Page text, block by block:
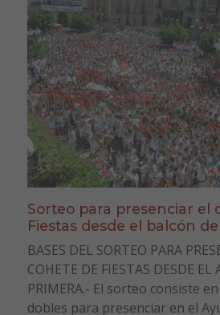
Sorteo para presenciar el
Fiestas desde el balcón
BASES DEL SORTEO PARA
COHETE DE FIESTAS DESDE
PRIMERA.- El sorteo consiste
dobles para presenciar en el